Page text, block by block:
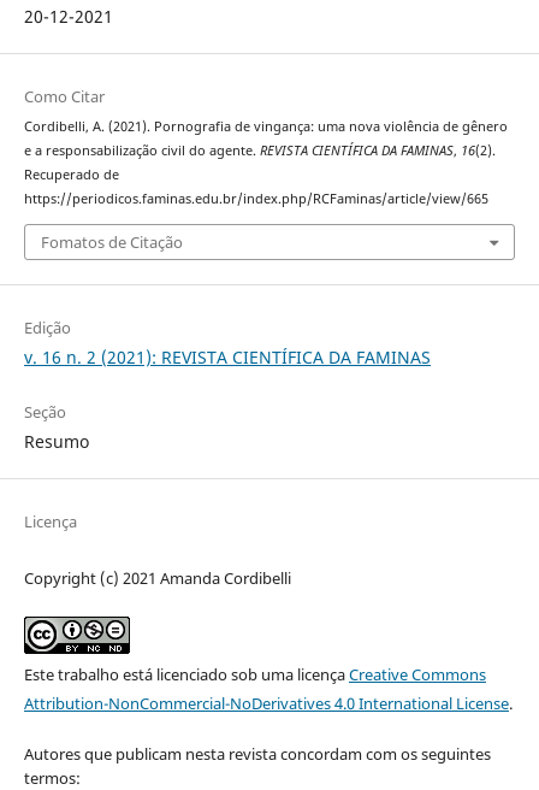
20-12-2021
Como Citar
Cordibelli, A. (2021). Pornografia de vingança: uma nova violência de gênero
e a responsabilização civil do agente. REVISTA CIENTÍFICA DA FAMINAS, 16(2).
Recuperado de
https://periodicos.faminas.edu.br/index.php/RCFaminas/article/view/665
Fomatos de Citação
Edição
v. 16 n. 2 (2021): REVISTA CIENTÍFICA DA FAMINAS
Seção
Resumo
Licença
Copyright (c) 2021 Amanda Cordibelli
Este trabalho está licenciado sob uma licençaCreative Commons
Attribution-NonCommercial-NoDerivatives 4.0 International License.
Autores que publicam nesta revista concordam com os seguintes
termos: